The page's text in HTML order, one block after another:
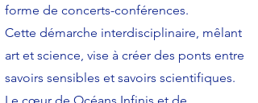
forme de concerts-conférences.
Cette démarche interdisciplinaire, mêlant
art et science, vise à créer des ponts entre
savoirs sensibles et savoirs scientifiques.